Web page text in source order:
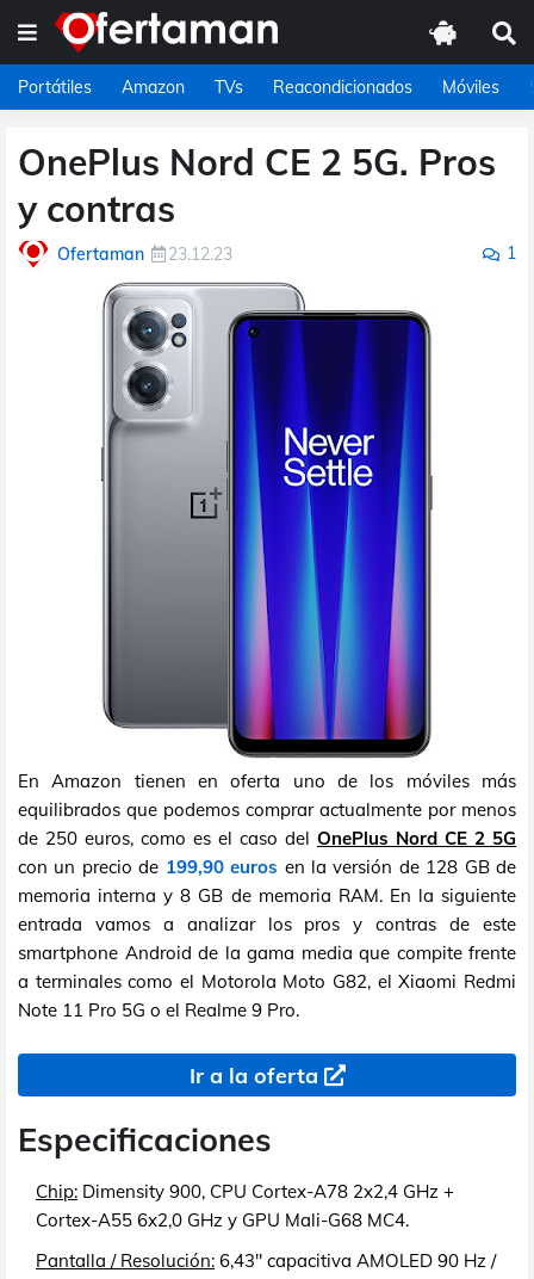
Portátiles Amazon TVs Reacondicionados Móviles
OnePlus Nord CE 2 5G. Pros
y contras
Ofertaman 23.12.23 1
En Amazon tienen en oferta uno de los móviles más
equilibrados que podemos comprar actualmente por menos
de 250 euros, como es el caso del OnePlus Nord CE 2 5G
con un precio de 199,90 euros en la versión de 128 GB de
memoria interna y 8 GB de memoria RAM. En la siguiente
entrada vamos a analizar los pros y contras de este
smartphone Android de la gama media que compite frente
a terminales como el Motorola Moto G82, el Xiaomi Redmi
Note 11 Pro 5G o el Realme 9 Pro.
Ir a la oferta
Especificaciones
Chip: Dimensity 900, CPU Cortex-A78 2x2,4 GHz +
Cortex-A55 6x2,0 GHz y GPU Mali-G68 MC4.
Pantalla / Resolución: 6,43" capacitiva AMOLED 90 Hz /